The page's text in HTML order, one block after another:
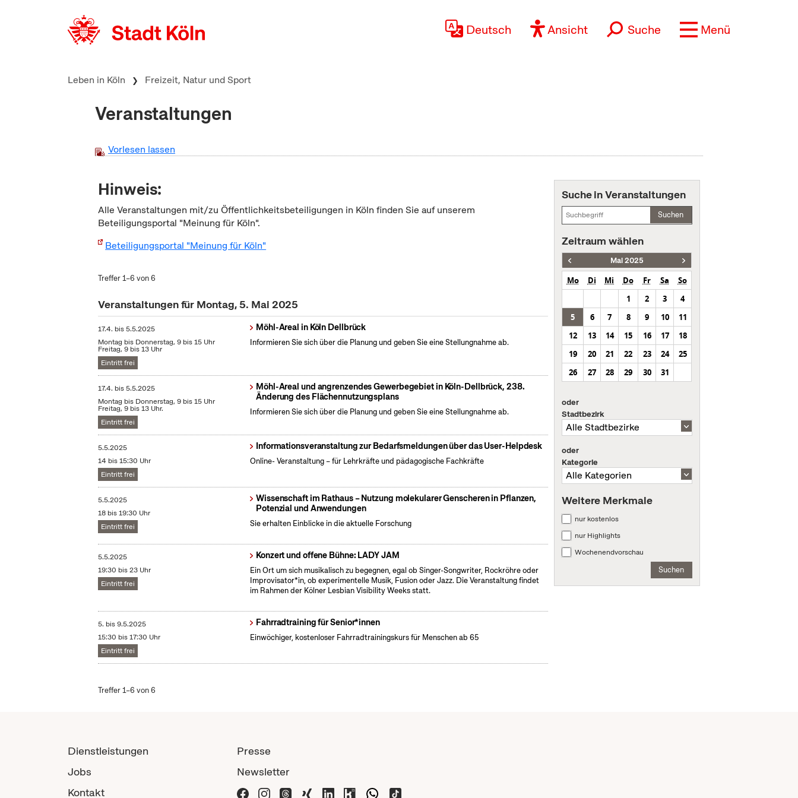
Deutsch Ansicht Suche Menü
Leben in Köln Freizeit, Natur und Sport
Veranstaltungen
Vorlesen lassen
Hinweis:
Alle Veranstaltungen mit/zu Öffentlichkeitsbeteiligungen in Köln finden Sie auf unserem
Beteiligungsportal "Meinung für Köln".
Beteiligungsportal "Meinung für Köln"
Treffer 1–6 von 6
Veranstaltungen für Montag, 5. Mai 2025
17.4. bis5.5.2025
Montag bis Donnerstag, 9 bis 15 Uhr
Freitag, 9 bis 13 Uhr
Eintritt frei
Möhl-Areal in Köln Dellbrück
Informieren Sie sich über die Planung und geben Sie eine Stellungnahme ab.
17.4. bis5.5.2025
Montag bis Donnerstag, 9 bis 15 Uhr
Freitag, 9 bis 13 Uhr.
Eintritt frei
Möhl-Areal und angrenzendes Gewerbegebiet in Köln-Dellbrück, 238.
Änderung des Flächennutzungsplans
Informieren Sie sich über die Planung und geben Sie eine Stellungnahme ab.
5.5.2025
14 bis 15:30 Uhr
Eintritt frei
Informationsveranstaltung zur Bedarfsmeldungen über das User-Helpdesk
Online- Veranstaltung – für Lehrkräfte und pädagogische Fachkräfte
5.5.2025
18 bis 19:30 Uhr
Eintritt frei
Wissenschaft im Rathaus – Nutzung molekularer Genscheren in Pflanzen,
Potenzial und Anwendungen
Sie erhalten Einblicke in die aktuelle Forschung
5.5.2025
19:30 bis 23 Uhr
Eintritt frei
Konzert und offene Bühne: LADY JAM
Ein Ort um sich musikalisch zu begegnen, egal ob Singer-Songwriter, Rockröhre oder
Improvisator*in, ob experimentelle Musik, Fusion oder Jazz. Die Veranstaltung findet
im Rahmen der Kölner Lesbian Visibility Weeks statt.
5. bis9.5.2025
15:30 bis 17:30 Uhr
Eintritt frei
Fahrradtraining für Senior*innen
Einwöchiger, kostenloser Fahrradtrainingskurs für Menschen ab 65
Treffer 1–6 von 6
Suche in Veranstaltungen
Suchen
Zeitraum wählen
Mai 2025
Mo Di Mi Do Fr Sa
So
1
2 3
4
5
6 7 8 9 10
11
12
13 14 15 16 17
18
19
20 21 22 23 24
25
26
27 28 29 30 31
oder
Stadtbezirk
oder
Kategorie
Weitere Merkmale
nur kostenlos
nur Highlights
Wochenendvorschau
Suchen
Dienstleistungen
Jobs
Kontakt
Presse
Newsletter